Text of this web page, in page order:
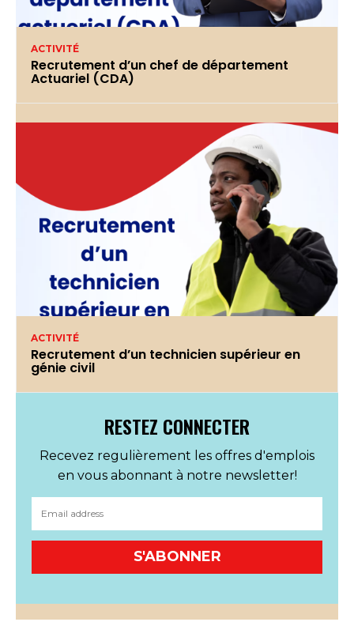
ACTIVITÉ
Recrutement d’un chef de département
Actuariel (CDA)
ACTIVITÉ
Recrutement d’un technicien supérieur en
génie civil
RESTEZ CONNECTER
Recevez regulièrement les offres d'emplois
en vous abonnant à notre newsletter!
S'ABONNER